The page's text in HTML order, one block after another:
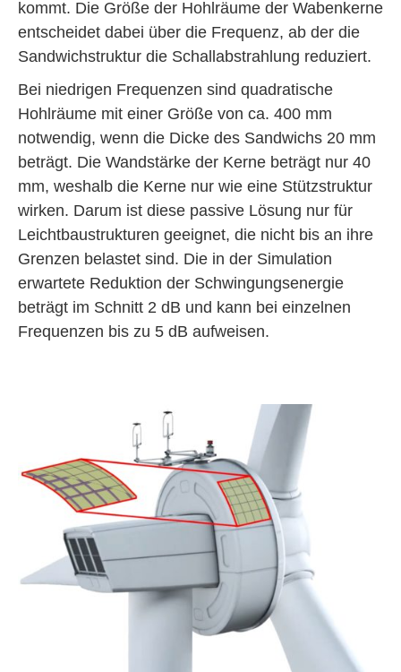
kommt. Die Größe der Hohlräume der Wabenkerne
entscheidet dabei über die Frequenz, ab der die
Sandwichstruktur die Schallabstrahlung reduziert.
Bei niedrigen Frequenzen sind quadratische
Hohlräume mit einer Größe von ca. 400 mm
notwendig, wenn die Dicke des Sandwichs 20 mm
beträgt. Die Wand­stärke der Kerne beträgt nur 40
mm, weshalb die Kerne nur wie eine Stützstruktur
wirken. Darum ist diese passive Lösung nur für
Leichtbaustrukturen geeignet, die nicht bis an ihre
Grenzen belastet sind. Die in der Simulation
erwartete Reduktion der Schwingungsenergie
beträgt im Schnitt 2 dB und kann bei einzelnen
Frequenzen bis zu 5 dB aufweisen.